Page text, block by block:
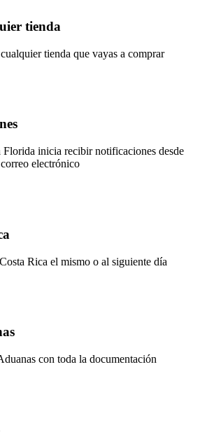
tienda
tienda que vayas a comprar
Florida inicia recibir notificaciones desde
electrónico
Rica el mismo o al siguiente día
con toda la documentación